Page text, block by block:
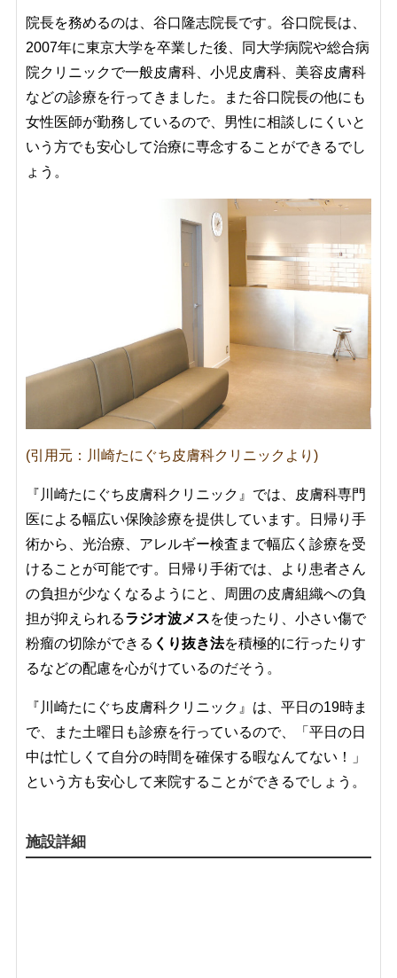
院長を務めるのは、谷口隆志院長です。谷口院長は、
2007年に東京大学を卒業した後、同大学病院や総合病
院クリニックで一般皮膚科、小児皮膚科、美容皮膚科
などの診療を行ってきました。また谷口院長の他にも
女性医師が勤務しているので、男性に相談しにくいと
いう方でも安心して治療に専念することができるでし
ょう。
(引用元：川崎たにぐち皮膚科クリニックより)
『川崎たにぐち皮膚科クリニック』では、皮膚科専門
医による幅広い保険診療を提供しています。日帰り手
術から、光治療、アレルギー検査まで幅広く診療を受
けることが可能です。日帰り手術では、より患者さん
の負担が少なくなるようにと、周囲の皮膚組織への負
担が抑えられるラジオ波メスを使ったり、小さい傷で
粉瘤の切除ができる くり抜き法を積極的に行ったりす
るなどの配慮を心がけているのだそう。
『川崎たにぐち皮膚科クリニック』は、平日の19時ま
で、また土曜日も診療を行っているので、「平日の日
中は忙しくて自分の時間を確保する暇なんてない！」
という方も安心して来院することができるでしょう。
施設詳細